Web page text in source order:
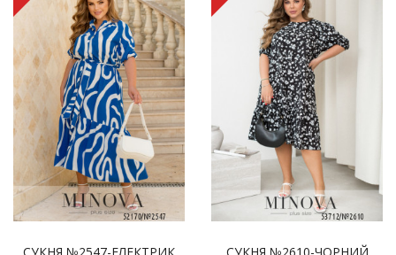
СУКНЯ №2547-ЕЛЕКТРИК СУКНЯ №2610-ЧОРНИЙ